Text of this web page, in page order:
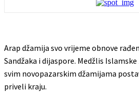
Arap džamija svo vrijeme obnove
Sandžaka i dijaspore. Medžlis
svim novopazarskim džamijama
priveli kraju.